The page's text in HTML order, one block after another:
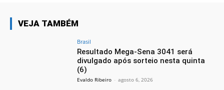
VEJA TAMBÉM
Brasil
Resultado Mega-Sena 3041 será
divulgado após sorteio nesta quinta
(6)
Evaldo Ribeiro - agosto 6, 2026